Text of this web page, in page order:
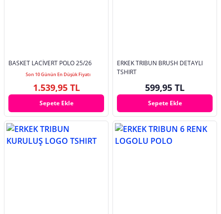
BASKET LACİVERT POLO 25/26
Son 10 Günün En Düşük Fiyatı
1.539,95 TL
Sepete Ekle
ERKEK TRIBUN BRUSH DETAYLI
TSHIRT
599,95 TL
Sepete Ekle